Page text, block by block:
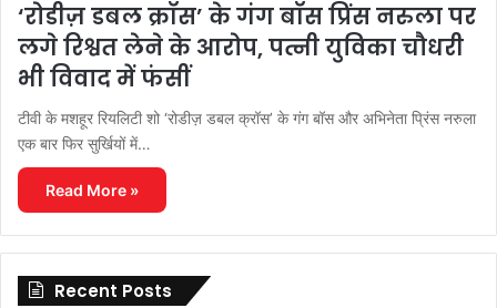
‘रोडीज़ डबल क्रॉस’ के गंग बॉस प्रिंस नरुला पर
लगे रिश्वत लेने के आरोप, पत्नी युविका चौधरी
भी विवाद में फंसीं
टीवी के मशहूर रियलिटी शो ‘रोडीज़ डबल क्रॉस’ के गंग बॉस और अभिनेता प्रिंस नरुला
एक बार फिर सुर्खियों में…
Read More »
Recent Posts